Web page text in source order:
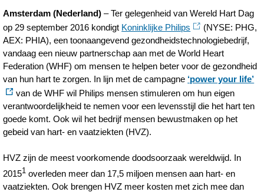
elk-
hart-
is-
uniek.html
Amsterdam (Nederland) – Ter gelegenheid van Wereld Hart Dag
op 29 september 2016 kondigt Koninklijke Philips
(NYSE: PHG,
AEX: PHIA), een toonaangevend gezondheidstechnologiebedrijf,
vandaag een nieuw partnerschap aan met de World Heart
Federation (WHF) om mensen te helpen beter voor de gezondheid
van hun hart te zorgen. In lijn met de campagne ‘power your life’
van de WHF wil Philips mensen stimuleren om hun eigen
verantwoordelijkheid te nemen voor een levensstijl die het hart ten
goede komt. Ook wil het bedrijf mensen bewustmaken op het
gebeid van hart- en vaatziekten (HVZ).
HVZ zijn de meest voorkomende doodsoorzaak wereldwijd. In
20151 overleden meer dan 17,5 miljoen mensen aan hart- en
vaatziekten. Ook brengen HVZ meer kosten met zich mee dan